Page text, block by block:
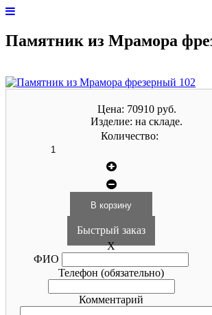
Памятник из Мрамора
Цена: 70910 руб.
Изделие: на складе.
Количество:
Быстрый заказ
X
ФИО
Телефон (обязательно)
Комментарий